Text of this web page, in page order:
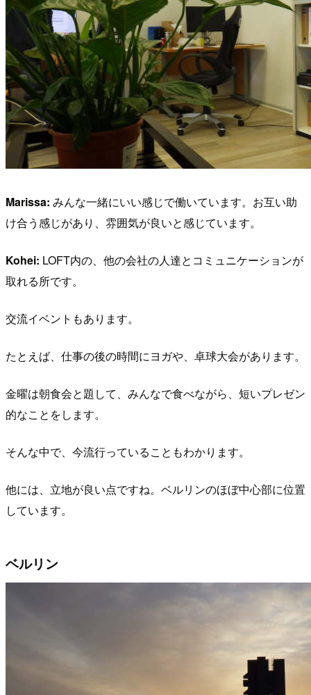
Marissa: みんな一緒にいい感じで働いています。お互い助
け合う感じがあり、雰囲気が良いと感じています。
Kohei: LOFT内の、他の会社の人達とコミュニケーションが
取れる所です。
交流イベントもあります。
たとえば、仕事の後の時間にヨガや、卓球大会があります。
金曜は朝食会と題して、みんなで食べながら、短いプレゼン
的なことをします。
そんな中で、今流行っていることもわかります。
他には、立地が良い点ですね。ベルリンのほぼ中心部に位置
しています。
ベルリン